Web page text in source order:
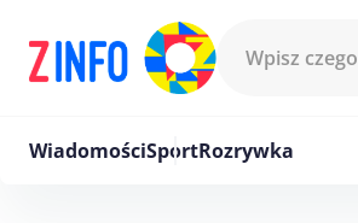
WiadomościSportRozrywka